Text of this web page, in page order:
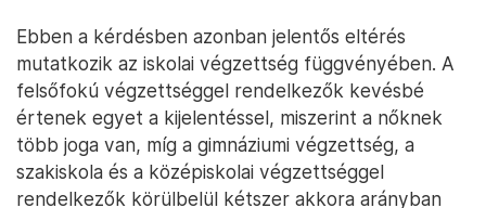
Ebben a kérdésben azonban jelentős eltérés
mutatkozik az iskolai végzettség függvényében. A
felsőfokú végzettséggel rendelkezők kevésbé
értenek egyet a kijelentéssel, miszerint a nőknek
több joga van, míg a gimnáziumi végzettség, a
szakiskola és a középiskolai végzettséggel
rendelkezők körülbelül kétszer akkora arányban